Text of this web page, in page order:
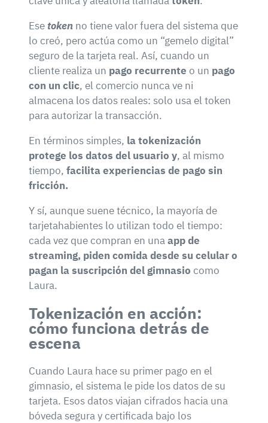
Esetoken no tiene valor fuera del sistema que
lo creó, pero actúa como un “gemelo digital”
seguro de la tarjeta real. Así, cuando un
cliente realiza un pago recurrente o un pago
con un clic, el comercio nunca ve ni
almacena los datos reales: solo usa el token
para autorizar la transacción.
En términos simples, la tokenización
protege los datos del usuario y, al mismo
tiempo, facilita experiencias de pago sin
fricción.
Y sí, aunque suene técnico, la mayoría de
tarjetahabientes lo utilizan todo el tiempo:
cada vez que compran en unaapp de
streaming, piden comida desde su celular o
pagan la suscripción del gimnasio como
Laura.
Tokenización en acción:
cómo funciona detrás de
escena
Cuando Laura hace su primer pago en el
gimnasio, el sistema le pide los datos de su
tarjeta. Esos datos viajan cifrados hacia una
bóveda segura y certificada bajo los